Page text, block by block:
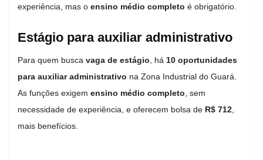
experiência, mas o ensino médio completo é obrigatório.
Estágio para auxiliar administrativo
Para quem busca vaga de estágio , há 10 oportunidades
para auxiliar administrativo na Zona Industrial do Guará.
As funções exigem ensino médio completo , sem
necessidade de experiência, e oferecem bolsa de R$ 712
mais benefícios.